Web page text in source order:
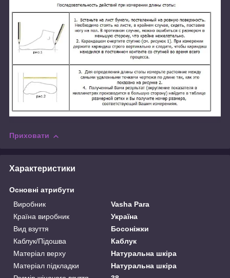
Приховати
Характеристики
Основні атрибути
Виробник
Vasha Para
Країна виробник
Україна
Вид взуття
Босоніжки
Каблук/Підошва
Каблук
Матеріал верху
Натуральна шкіра
Матеріал підкладки
Натуральна шкіра